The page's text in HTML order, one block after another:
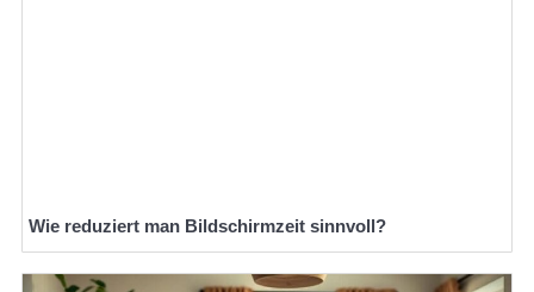
Wie reduziert man Bildschirmzeit sinnvoll?